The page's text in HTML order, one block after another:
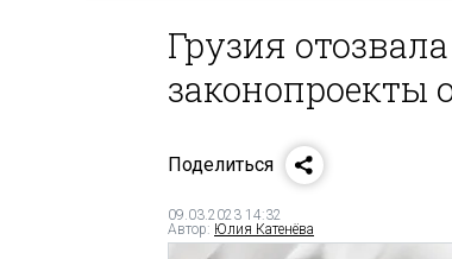
Грузия
законопроекты
Поделиться
09.03.2023 14:32
Автор: Юлия Катенёва